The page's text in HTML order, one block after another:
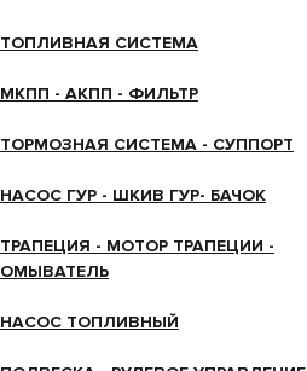
ТОПЛИВНАЯ СИСТЕМА
МКПП - АКПП - ФИЛЬТР
ТОРМОЗНАЯ СИСТЕМА - СУППОРТ
НАСОС ГУР - ШКИВ ГУР- БАЧОК
ТРАПЕЦИЯ - МОТОР ТРАПЕЦИИ -
ОМЫВАТЕЛЬ
НАСОС ТОПЛИВНЫЙ